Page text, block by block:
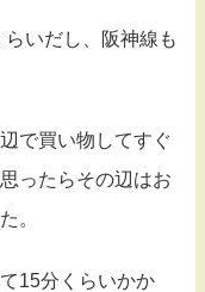
いだし、阪神線も
で買い物してすぐ
ったらその辺はお
。
15分くらいかか